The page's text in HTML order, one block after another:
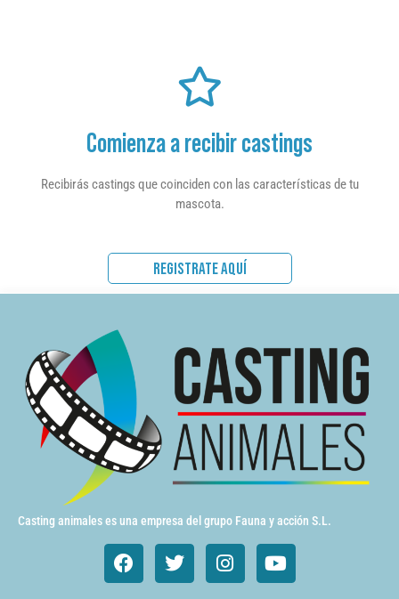
Comienza a recibir castings
Recibirás castings que coinciden con las características de tu
mascota.
REGISTRATE AQUÍ
Casting animales es una empresa del grupo Fauna y acción S.L.